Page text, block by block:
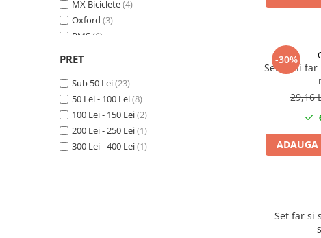
Camere biciclete electrice
Camere trotinete
Discuri frana trotinete
Diverse piese
Far trotineta
Menete trotinete
MX Biciclete(4)
Oxford (3)
RMS (6)
WAG(2)
WMX (7)
PRET
Sub 50 Lei(23)
50 Lei - 100 Lei(8)
100 Lei - 150 Lei(2)
200 Lei - 250 Lei(1)
300 Lei - 400 Lei(1)
-30%
Set mini far
29,16
ADAUGA
Set far si